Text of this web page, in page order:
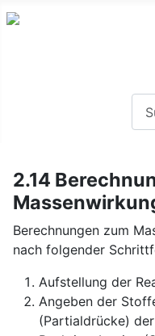
2.14
Berechnungen zum
nach folgender
Aufstellung der
Angeben der
(Partialdrücke)